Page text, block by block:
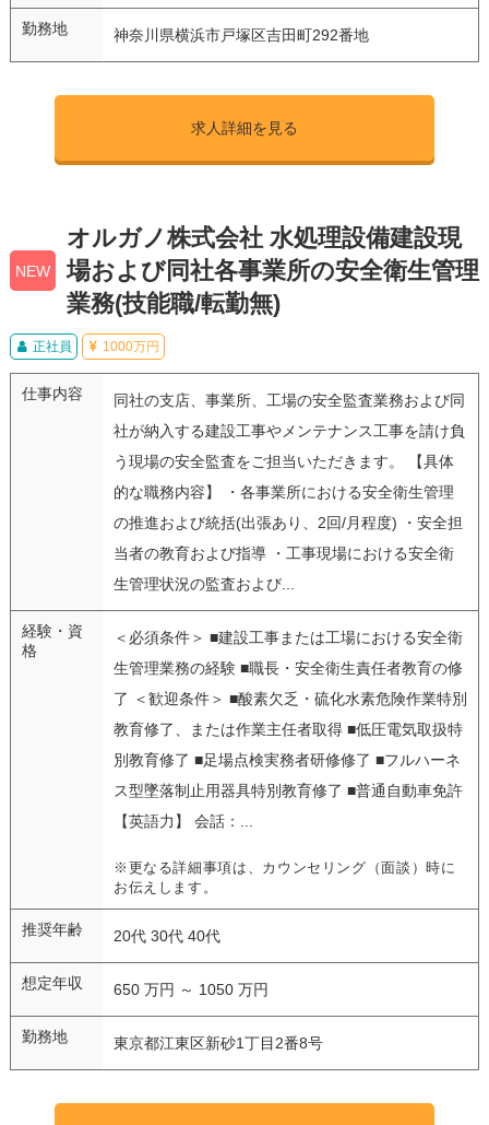
勤務地 神奈川県横浜市戸塚区吉田町292番地
求人詳細を見る
NEW
オルガノ株式会社 水処理設備建設現
場および同社各事業所の安全衛生管理
業務(技能職/転勤無)
正社員 1000万円
仕事内容
同社の支店、事業所、工場の安全監査業務および同
社が納入する建設工事やメンテナンス工事を請け負
う現場の安全監査をご担当いただきます。 【具体
的な職務内容】 ・各事業所における安全衛生管理
の推進および統括(出張あり、2回/月程度) ・安全担
当者の教育および指導 ・工事現場における安全衛
生管理状況の監査および...
経験・資
格
＜必須条件＞ ■建設工事または工場における安全衛
生管理業務の経験 ■職長・安全衛生責任者教育の修
了 ＜歓迎条件＞ ■酸素欠乏・硫化水素危険作業特別
教育修了、または作業主任者取得 ■低圧電気取扱特
別教育修了 ■足場点検実務者研修修了 ■フルハーネ
ス型墜落制止用器具特別教育修了 ■普通自動車免許
【英語力】 会話：...
※更なる詳細事項は、カウンセリング（面談）時に
お伝えします。
推奨年齢 20代 30代 40代
想定年収 650 万円 ～ 1050 万円
勤務地 東京都江東区新砂1丁目2番8号